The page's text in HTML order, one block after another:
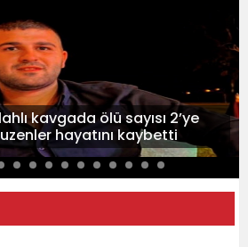
kavgada ölü sayısı 2’ye
hayatını kaybetti